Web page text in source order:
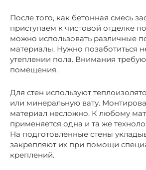
После того, как бетонная смесь
приступаем к чистовой отделке
можно использовать различные
материалы. Нужно позаботиться
утеплении пола. Внимания
помещения.
Для стен используют
или минеральную вату.
материал несложно. К любому
применяется одна и та же
На подготовленные стены
закрепляют их при помощи
креплений.